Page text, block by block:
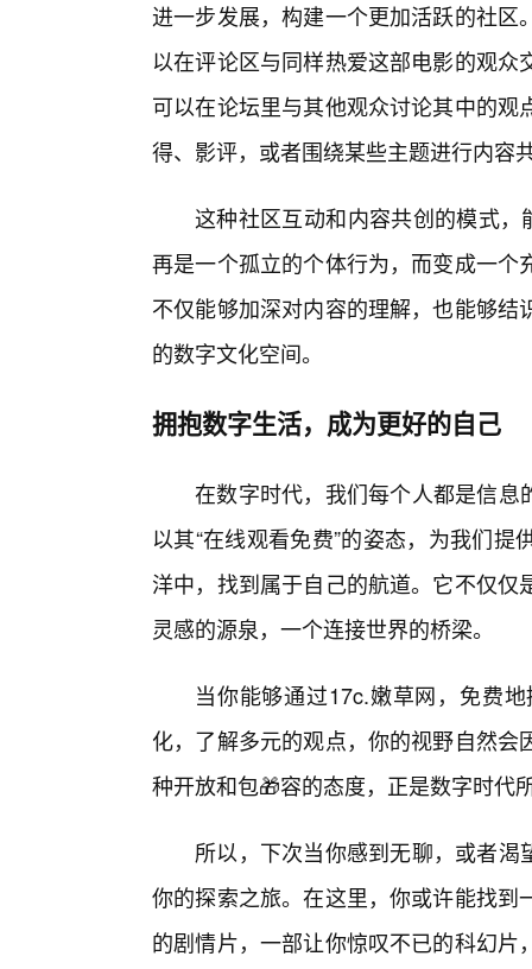
进一步发展，构建一个更加活跃的社
以在评论区与同样热爱这部电影的观
可以在论坛里与其他观众讨论其中的
得、影评，或者围绕某些主题进行内容
这种社区互动和内容共创的模式，
再是一个孤立的个体行为，而变成一
不仅能够加深对内容的理解，也能够
的数字文化空间。
拥抱数字生活，成为更好的自己
在数字时代，我们每个人都是信
以其“在线观看免费”的姿态，为我们
洋中，找到属于自己的航道。它不仅
灵感的源泉，一个连接世界的桥梁。
当你能够通过17c.嫩草网，免费
化，了解多元的观点，你的视野自然
种开放和包🎁容的态度，正是数字时代
所以，下次当你感到无聊，或者
你的探索之旅。在这里，你或许能找
的剧情片，一部让你惊叹不已的科幻